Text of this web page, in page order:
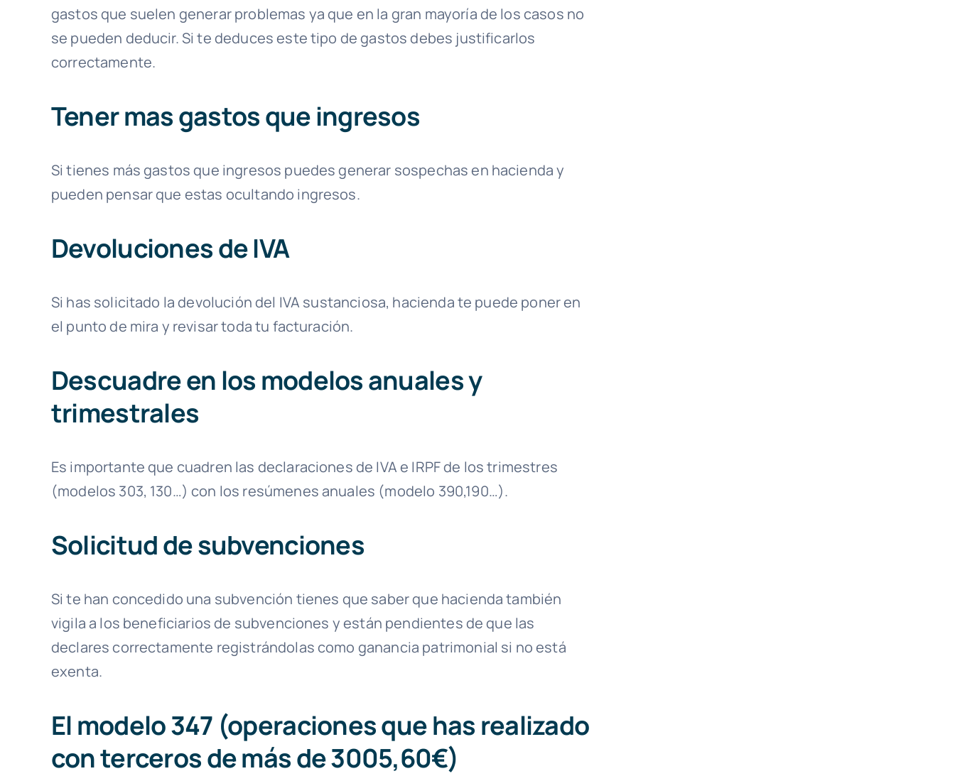
gastos que suelen generar problemas ya que en la gran mayoría de los casos no
se pueden deducir. Si te deduces este tipo de gastos debes justificarlos
correctamente.
Tener mas gastos que ingresos
Si tienes más gastos que ingresos puedes generar sospechas en hacienda y
pueden pensar que estas ocultando ingresos.
Devoluciones de IVA
Si has solicitado la devolución del IVA sustanciosa, hacienda te puede poner en
el punto de mira y revisar toda tu facturación.
Descuadre en los modelos anuales y
trimestrales
Es importante que cuadren las declaraciones de IVA e IRPF de los trimestres
(modelos 303, 130…) con los resúmenes anuales (modelo 390,190…).
Solicitud de subvenciones
Si te han concedido una subvención tienes que saber que hacienda también
vigila a los beneficiarios de subvenciones y están pendientes de que las
declares correctamente registrándolas como ganancia patrimonial si no está
exenta.
El modelo 347 (operaciones que has realizado
con terceros de más de 3005,60€)